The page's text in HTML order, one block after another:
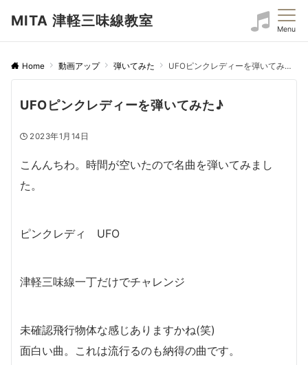
MITA 津軽三味線教室 Menu
Home 動画アップ 弾いてみた UFOピンクレディーを弾いてみた♪
UFOピンクレディーを弾いてみた♪
2023年1月14日
こんんちわ。時間が空いたので名曲を弾いてみまし
た。
ピンクレディ UFO
津軽三味線一丁だけでチャレンジ
未確認飛行物体な感じありますかね(笑)
面白い曲。これは流行るのも納得の曲です。